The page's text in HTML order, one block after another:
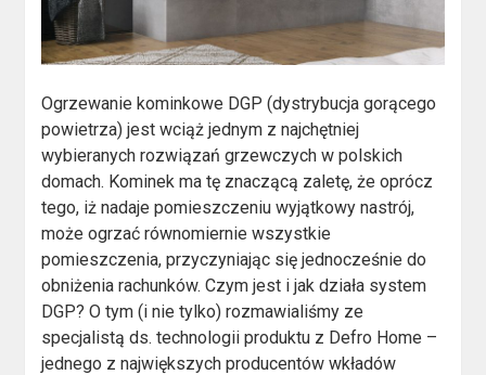
Ogrzewanie kominkowe DGP (dystrybucja gorącego
powietrza) jest wciąż jednym z najchętniej
wybieranych rozwiązań grzewczych w polskich
domach. Kominek ma tę znaczącą zaletę, że oprócz
tego, iż nadaje pomieszczeniu wyjątkowy nastrój,
może ogrzać równomiernie wszystkie
pomieszczenia, przyczyniając się jednocześnie do
obniżenia rachunków. Czym jest i jak działa system
DGP? O tym (i nie tylko) rozmawialiśmy ze
specjalistą ds. technologii produktu z Defro Home –
jednego z największych producentów wkładów